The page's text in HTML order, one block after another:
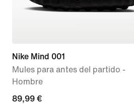
Nike Mind 001
Mules para antes del partido -
Hombre
89,99 €
89,99 €